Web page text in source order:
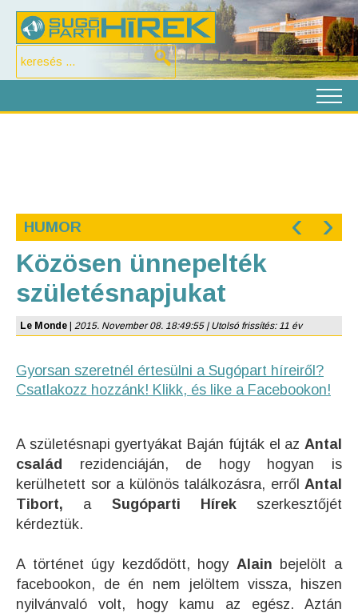
HUMOR ‹ ›
Közösen ünnepelték
születésnapjukat
Le Monde 2015. November 08. 18:49:55 | Utolsó frissítés: 11 év
Gyorsan szeretnél értesülni a Sugópart híreiről?
Csatlakozz hozzánk! Klikk, és like a Facebookon!
A születésnapi gyertyákat Baján fújták el az Antal
család
rezidenciáján, de hogy hogyan is
kerülhetett sor a különös találkozásra, erről Antal
Tibort, a Sugóparti Hírekszerkesztőjét
kérdeztük.
A történet úgy kezdődött, hogy Alain bejelölt a
facebookon, de én nem jelöltem vissza, hiszen
nyilvánvaló volt, hogy kamu az egész. Aztán